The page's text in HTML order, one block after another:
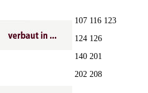
107 116 123
124 126
140 201
202 208